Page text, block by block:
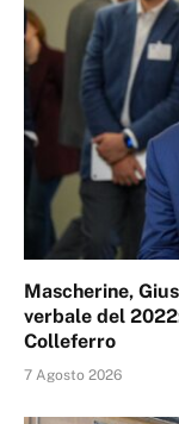
Mascherine,
verbale del
Colleferro
7 Agosto 2026